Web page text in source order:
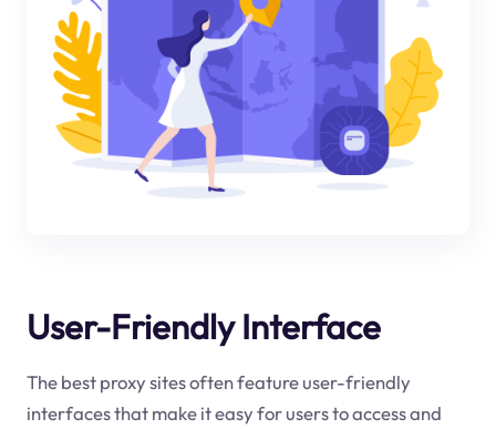
User-Friendly Interface
The best proxy sites often feature user-friendly
interfaces that make it easy for users to access and